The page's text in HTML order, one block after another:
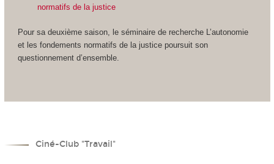
normatifs de la justice
Pour sa deuxième saison, le séminaire de recherche L’autonomie
et les fondements normatifs de la justice poursuit son
questionnement d’ensemble.
Ciné-Club "Travail"